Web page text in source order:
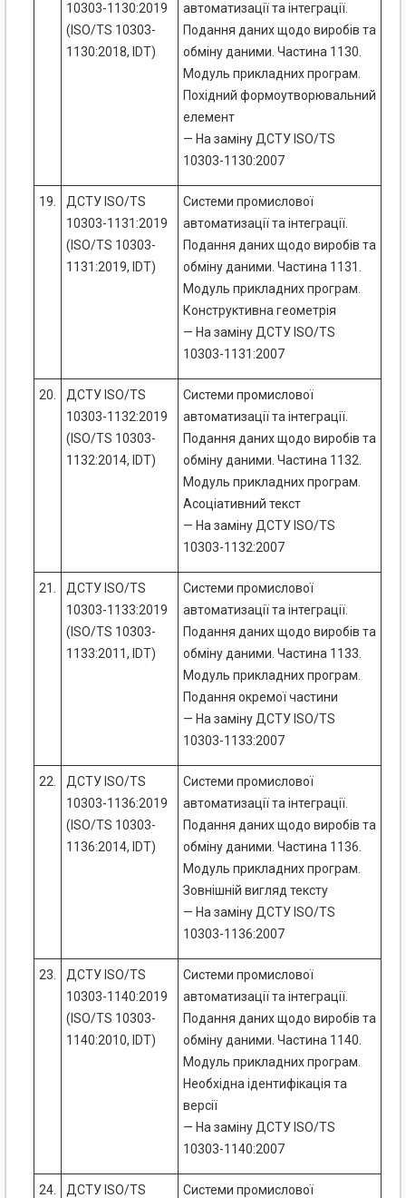
10303-1130:2019
(ISO/TS 10303-
1130:2018, IDT)
автоматизації та інтеграції.
Подання даних щодо виробів та
обміну даними. Частина 1130.
Модуль прикладних програм.
Похідний формоутворювальний
елемент
— На заміну ДСТУ ISO/TS
10303-1130:2007
19.
ДСТУ ISO/TS
10303-1131:2019
(ISO/TS 10303-
1131:2019, IDT)
Системи промислової
автоматизації та інтеграції.
Подання даних щодо виробів та
обміну даними. Частина 1131.
Модуль прикладних програм.
Конструктивна геометрія
— На заміну ДСТУ ISO/TS
10303-1131:2007
20.
ДСТУ ISO/TS
10303-1132:2019
(ISO/TS 10303-
1132:2014, IDT)
Системи промислової
автоматизації та інтеграції.
Подання даних щодо виробів та
обміну даними. Частина 1132.
Модуль прикладних програм.
Асоціативний текст
— На заміну ДСТУ ISO/TS
10303-1132:2007
21.
ДСТУ ISO/TS
10303-1133:2019
(ISO/TS 10303-
1133:2011, IDT)
Системи промислової
автоматизації та інтеграції.
Подання даних щодо виробів та
обміну даними. Частина 1133.
Модуль прикладних програм.
Подання окремої частини
— На заміну ДСТУ ISO/TS
10303-1133:2007
22.
ДСТУ ISO/TS
10303-1136:2019
(ISO/TS 10303-
1136:2014, IDT)
Системи промислової
автоматизації та інтеграції.
Подання даних щодо виробів та
обміну даними. Частина 1136.
Модуль прикладних програм.
Зовнішній вигляд тексту
— На заміну ДСТУ ISO/TS
10303-1136:2007
23.
ДСТУ ISO/TS
10303-1140:2019
(ISO/TS 10303-
1140:2010, IDT)
Системи промислової
автоматизації та інтеграції.
Подання даних щодо виробів та
обміну даними. Частина 1140.
Модуль прикладних програм.
Необхідна ідентифікація та
версії
— На заміну ДСТУ ISO/TS
10303-1140:2007
24. ДСТУ ISO/TS Системи промислової